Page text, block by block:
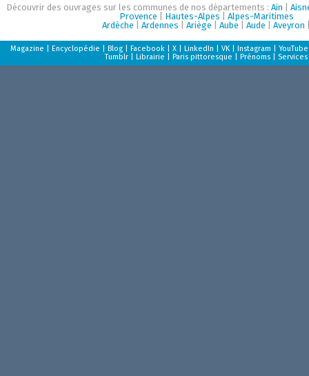
Découvrir des ouvrages sur les communes de nos départements :Ain |
Provence
Hautes-Alpes
Alpes-Maritimes
Ardèche |Ardennes |Ariège |Aube |Aude |Aveyron
Magazine |Encyclopédie |Blog |Facebook |X |LinkedIn |VK |Instagram |YouTube
Tumblr |Librairie |Paris pittoresque |Prénoms Services